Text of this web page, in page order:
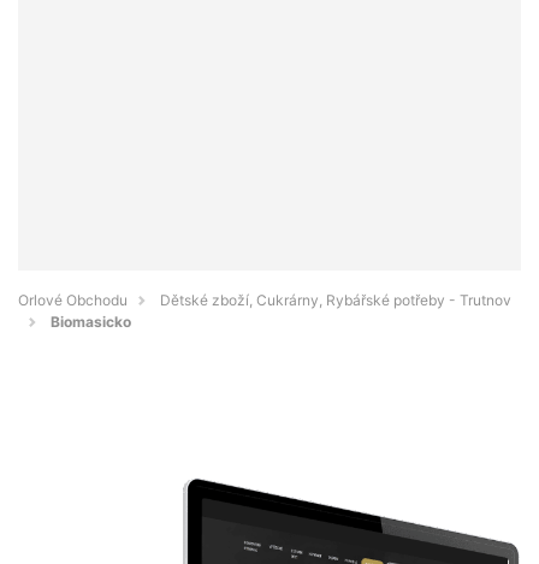
Orlové Obchodu
Dětské zboží, Cukrárny, Rybářské potřeby - Trutnov
Biomasicko